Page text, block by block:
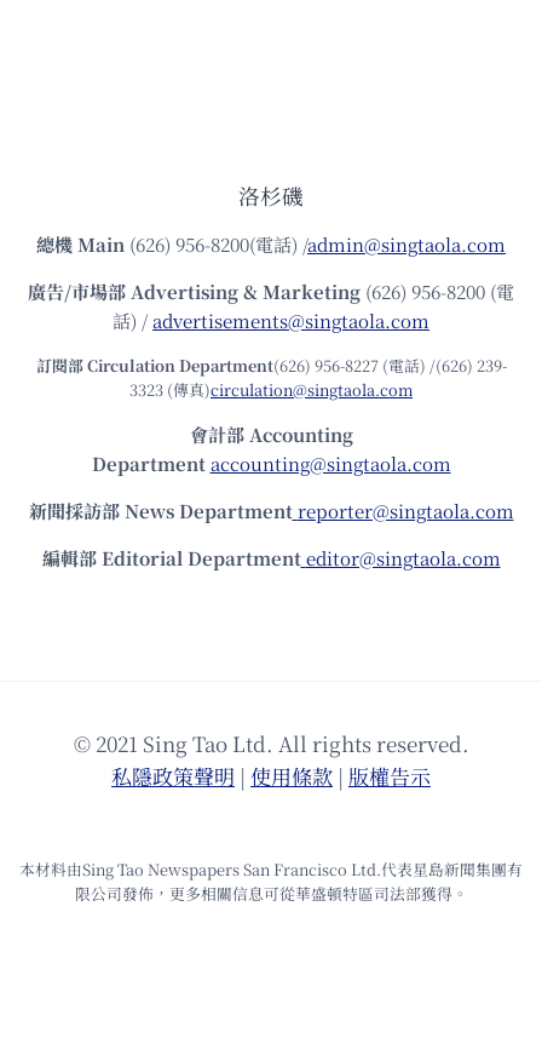
洛杉磯
總機Main (626) 956-8200(電話) /admin@singtaola.com
廣告/市場部Advertising & Marketing (626) 956-8200 (電
話) /advertisements@singtaola.com
訂閱部 Circulation Department(626) 956-8227 (電話) /(626) 239-
3323 (傳真)circulation@singtaola.com
會計部 Accounting
Department accounting@singtaola.com
新聞採訪部 News Department reporter@singtaola.com
編輯部 Editorial Department editor@singtaola.com
© 2021 Sing Tao Ltd. All rights reserved.
私隱政策聲明 | 使⽤條款 | 版權告⽰
本材料由Sing Tao Newspapers San Francisco Ltd.代表星島新聞集團有
限公司發佈，更多相關信息可從華盛頓特區司法部獲得。